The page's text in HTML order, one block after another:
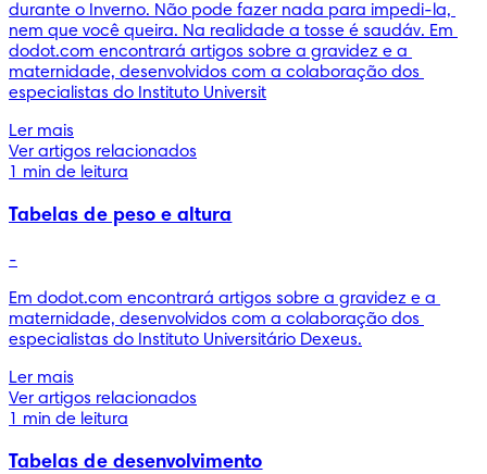
durante o Inverno. Não pode fazer nada para impedi-la,
nem que você queira. Na realidade a tosse é saudáv. Em
dodot.com encontrará artigos sobre a gravidez e a
maternidade, desenvolvidos com a colaboração dos
especialistas do Instituto Universit
Ler mais
Ver artigos relacionados
1 min de leitura
Tabelas de peso e altura
-
Em dodot.com encontrará artigos sobre a gravidez e a
maternidade, desenvolvidos com a colaboração dos
especialistas do Instituto Universitário Dexeus.
Ler mais
Ver artigos relacionados
1 min de leitura
Tabelas de desenvolvimento